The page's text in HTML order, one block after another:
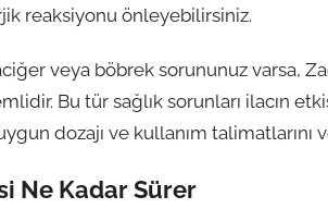
reaksiyonu önleyebilirsiniz.
veya böbrek sorununuz varsa,
Bu tür sağlık sorunları ilacın
dozajı ve kullanım talimatlarını
Ne Kadar Sürer